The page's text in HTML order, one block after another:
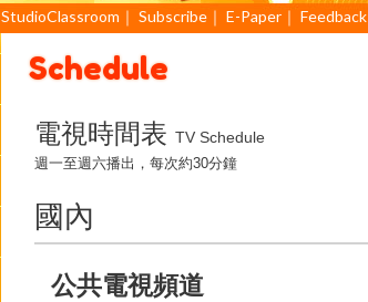
StudioClassroom ｜ Subscribe ｜ E-Paper ｜ Feedback
Schedule
電視時間表 TV Schedule
週一至週六播出，每次約30分鐘
國內
公共電視頻道